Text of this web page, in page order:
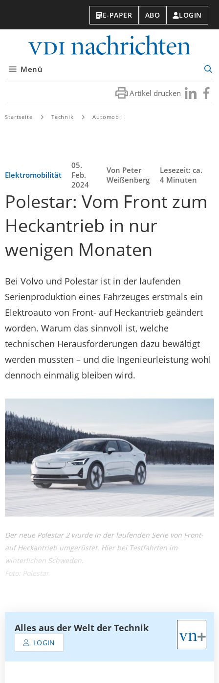
E-PAPER ABO LOGIN
Menü
Artikel drucken Besuchen
Sie
Sie
Startseite Technik Automobil
Elektromobilität
05.
Feb.
2024
Von Peter
Weißenberg
Lesezeit: ca.
4 Minuten
Polestar: Vom Front zum
Heckantrieb in nur
wenigen Monaten
Bei Volvo und Polestar ist in der laufenden
Serienproduktion eines Fahrzeuges erstmals ein
Elektroauto von Front- auf Heckantrieb geändert
worden. Warum das sinnvoll ist, welche
technischen Herausforderungen dazu bewältigt
werden mussten – und die Ingenieurleistung wohl
dennoch einmalig bleiben wird.
Der neue Polestar 2 wurde in der laufenden Serie von Front-
auf Heckantrieb umgerüstet. Hier bei Testfahrten im
winterlichen Schweden.
Foto: Polestar
Alles aus der Welt der Technik
LOGIN